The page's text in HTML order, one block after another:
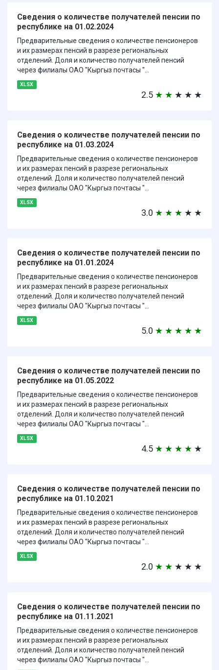
Сведения о количестве получателей пенсии по
республике на 01.02.2024
Предварительные сведения о количестве пенсионеров
и их размерах пенсий в разрезе региональных
отделений. Доля и количество получателей пенсий
через филиалы ОАО "Кыргыз почтасы "...
XLSX
2.5 ★ ★ ★ ★ ★
Сведения о количестве получателей пенсии по
республике на 01.03.2024
Предварительные сведения о количестве пенсионеров
и их размерах пенсий в разрезе региональных
отделений. Доля и количество получателей пенсий
через филиалы ОАО "Кыргыз почтасы "...
XLSX
3.0 ★ ★ ★ ★ ★
Сведения о количестве получателей пенсии по
республике на 01.01.2024
Предварительные сведения о количестве пенсионеров
и их размерах пенсий в разрезе региональных
отделений. Доля и количество получателей пенсий
через филиалы ОАО "Кыргыз почтасы "...
XLSX
5.0 ★ ★ ★ ★ ★
Сведения о количестве получателей пенсии по
республике на 01.05.2022
Предварительные сведения о количестве пенсионеров
и их размерах пенсий в разрезе региональных
отделений. Доля и количество получателей пенсий
через филиалы ОАО "Кыргыз почтасы "...
XLSX
4.5 ★ ★ ★ ★ ★
Сведения о количестве получателей пенсии по
республике на 01.10.2021
Предварительные сведения о количестве пенсионеров
и их размерах пенсий в разрезе региональных
отделений. Доля и количество получателей пенсий
через филиалы ОАО "Кыргыз почтасы "...
XLSX
2.0 ★ ★ ★ ★ ★
Сведения о количестве получателей пенсии по
республике на 01.11.2021
Предварительные сведения о количестве пенсионеров
и их размерах пенсий в разрезе региональных
отделений. Доля и количество получателей пенсий
через филиалы ОАО "Кыргыз почтасы "...